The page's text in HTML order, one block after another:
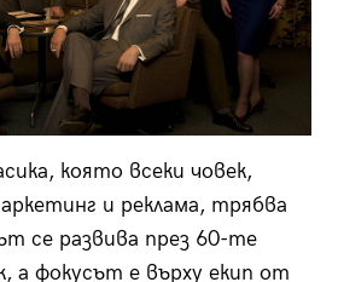
която всеки човек,
и реклама, трябва
се развива през 60-те
а фокусът е върху екип от